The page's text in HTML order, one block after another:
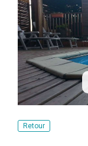
Retour